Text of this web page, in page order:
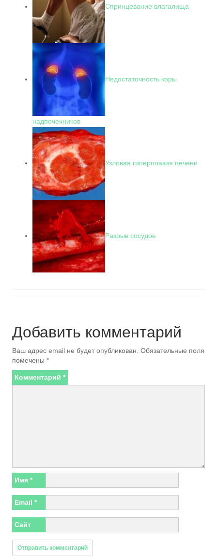
Спринцевание влагалища
Недостаточность коры
надпочечников
Узловая гиперплазия печени
Разрыв сосудов
Добавить комментарий
Ваш адрес email не будет опубликован. Обязательные поля
помечены *
Комментарий *
Имя *
Email *
Сайт